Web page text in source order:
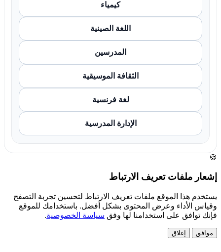
كيمياء
اللغة الصينية
المدرسين
الثقافة الموسيقية
لغة فرنسية
الإدارة المدرسية
🍪
إشعار ملفات تعريف الارتباط
يستخدم هذا الموقع ملفات تعريف الارتباط لتحسين تجربة التصفح
وقياس الأداء وعرض المحتوى بشكل أفضل. باستخدامك للموقع
فإنك توافق على استخدامنا لها وفق سياسة الخصوصية.
موافق إغلاق